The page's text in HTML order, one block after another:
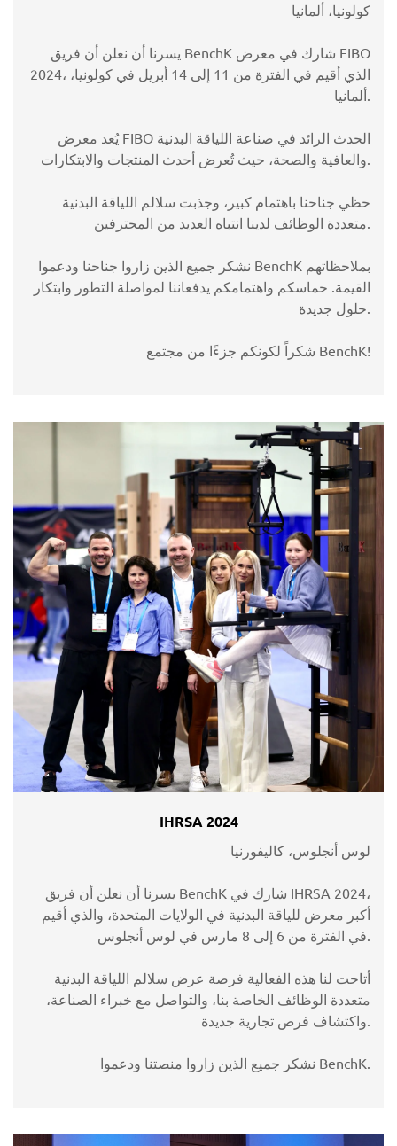
كولونيا، ألمانيا
يسرنا أن نعلن أن فريق BenchK شارك في معرض FIBO
2024، الذي أقيم في الفترة من 11 إلى 14 أبريل في كولونيا،
ألمانيا.
يُعد معرض FIBO الحدث الرائد في صناعة اللياقة البدنية
والعافية والصحة، حيث تُعرض أحدث المنتجات والابتكارات.
حظي جناحنا باهتمام كبير، وجذبت سلالم اللياقة البدنية
متعددة الوظائف لدينا انتباه العديد من المحترفين.
نشكر جميع الذين زاروا جناحنا ودعموا BenchK بملاحظاتهم
القيمة. حماسكم واهتمامكم يدفعاننا لمواصلة التطور وابتكار
حلول جديدة.
شكراً لكونكم جزءًا من مجتمع BenchK!
IHRSA 2024
لوس أنجلوس، كاليفورنيا
يسرنا أن نعلن أن فريق BenchK شارك في IHRSA 2024،
أكبر معرض للياقة البدنية في الولايات المتحدة، والذي أقيم
في الفترة من 6 إلى 8 مارس في لوس أنجلوس.
أتاحت لنا هذه الفعالية فرصة عرض سلالم اللياقة البدنية
متعددة الوظائف الخاصة بنا، والتواصل مع خبراء الصناعة،
واكتشاف فرص تجارية جديدة.
نشكر جميع الذين زاروا منصتنا ودعموا BenchK.